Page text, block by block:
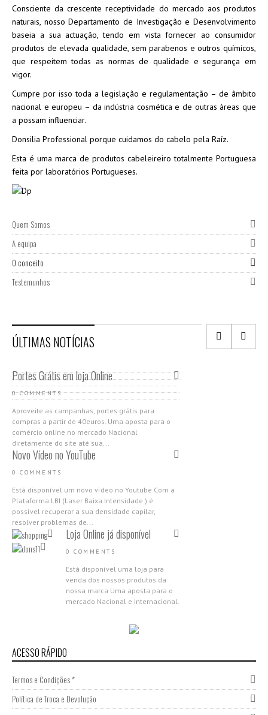
Consciente da crescente receptividade do mercado aos produtos
naturais, nosso Departamento de Investigação e Desenvolvimento
baseia a sua actuação, tendo em vista fornecer ao consumidor
produtos de elevada qualidade, sem parabenos e outros químicos,
que respeitem todas as normas de qualidade e segurança em
vigor.
Cumpre por isso toda a legislação e regulamentação – de âmbito
nacional e europeu – da indústria cosmética e de outras áreas que
a possam influenciar.
Donsilia Professional porque cuidamos do cabelo pela Raíz.
Esta é uma marca de produtos cabeleireiro totalmente Portuguesa
feita por laboratórios Portugueses.
Quem Somos
A equipa
O conceito
Testemunhos
ÚLTIMAS NOTÍCIAS
Portes Grátis em loja Online
0 COMMENTS
Aproveite as campanhas, portes grátis para
compras a partir de 40euros. Uma aposta para o
comércio online no mercado Nacional
diretamente do site até sua...
Novo Vídeo no YouTube
0 COMMENTS
Está disponível um novo vídeo no Youtube Com a
Plataforma LBI (Laser Baixa Intensidade ) é
possível recuperar a sua densidade capilar,
resolver problemas de...
Loja Online já disponível
0 COMMENTS
Está disponível uma loja para
venda dos nossos produtos da
nossa marca Uma aposta para o
mercado Nacional e Internacional.
Nova Gama Nano Molecular
2018
0 COMMENTS
Apresentamos a nova Gama Nano
Molecular da Donsilia
Professional Estamos muito
ACESSO RÁPIDO
Termos e Condições *
Política de Troca e Devolução